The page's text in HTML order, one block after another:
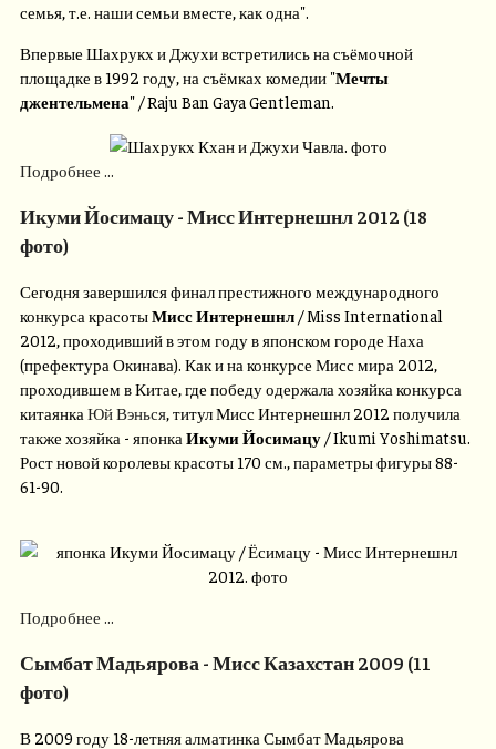
семья, т.е. наши семьи вместе, как одна".
Впервые Шахрукх и Джухи встретились на съёмочной
площадке в 1992 году, на съёмках комедии "Мечты
джентельмена" / Raju Ban Gaya Gentleman.
Подробнее ...
Икуми Йосимацу - Мисс Интернешнл 2012 (18
фото)
Сегодня завершился финал престижного международного
конкурса красотыМисс Интернешнл / Miss International
2012, проходивший в этом году в японском городе Наха
(префектура Окинава). Как и на конкурсе Мисс мира 2012,
проходившем в Китае, где победу одержала хозяйка конкурса
китаянка Юй Вэнься, титул Мисс Интернешнл 2012 получила
также хозяйка - японка Икуми Йосимацу / Ikumi Yoshimatsu.
Рост новой королевы красоты 170 см., параметры фигуры 88-
61-90.
Подробнее ...
Сымбат Мадьярова - Мисс Казахстан 2009 (11
фото)
В 2009 году 18-летняя алматинка Сымбат Мадьярова